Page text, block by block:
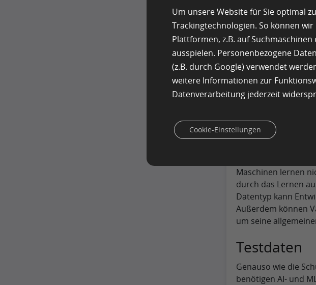
möglicherweise
sichergestellt
richtige Richtung
im Allgemeinen in
Stellen Sie sich
etwas, das viele
wird. Dies sind die
Großteil der
Maschinen lernen
durch das Lernen
Datentyp kann
Außerdem können
um seine
Testdaten
Genauso wie die
benötigen AI- und
Um unsere Website für Sie optimal
Trackingtechnologien. So können
Plattformen, z.B. auf
ausspielen. Personenbezogene
(z.B. durch Google) verwendet
weitere Informationen zur
Datenverarbeitung jederzeit
Cookie-Einstellungen